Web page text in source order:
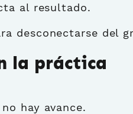
al resultado.
desconectarse del
la práctica
hay avance.